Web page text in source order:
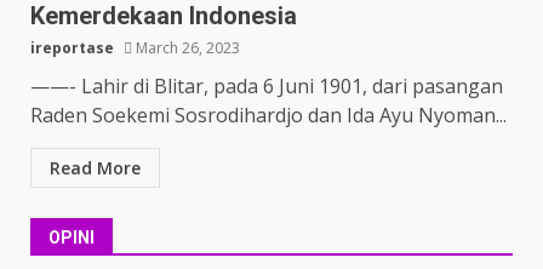
Kemerdekaan Indonesia
ireportase March 26, 2023
——- Lahir di Blitar, pada 6 Juni 1901, dari pasangan
Raden Soekemi Sosrodihardjo dan Ida Ayu Nyoman...
Read More
OPINI